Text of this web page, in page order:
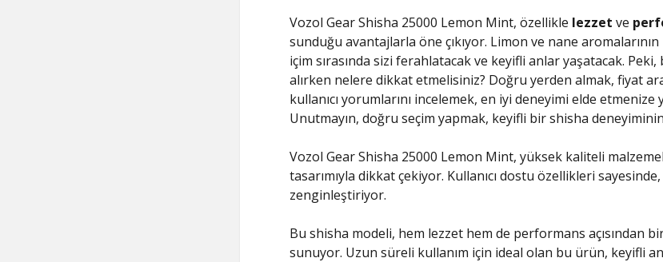
TWITTER PROFIL RESMI SILME
Vozol Gear Shisha 25000 Lemon Mint, özellikle lezzet ve
sunduğu avantajlarla öne çıkıyor. Limon ve nane
içim sırasında sizi ferahlatacak ve keyifli anlar yaşatacak.
alırken nelere dikkat etmelisiniz? Doğru yerden almak, fiyat
kullanıcı yorumlarını incelemek, en iyi deneyimi elde etmenize
Unutmayın, doğru seçim yapmak, keyifli bir shisha
Vozol Gear Shisha 25000 Lemon Mint, yüksek kaliteli
tasarımıyla dikkat çekiyor. Kullanıcı dostu özellikleri
zenginleştiriyor.
Bu shisha modeli, hem lezzet hem de performans açısından
sunuyor. Uzun süreli kullanım için ideal olan bu ürün, keyifli